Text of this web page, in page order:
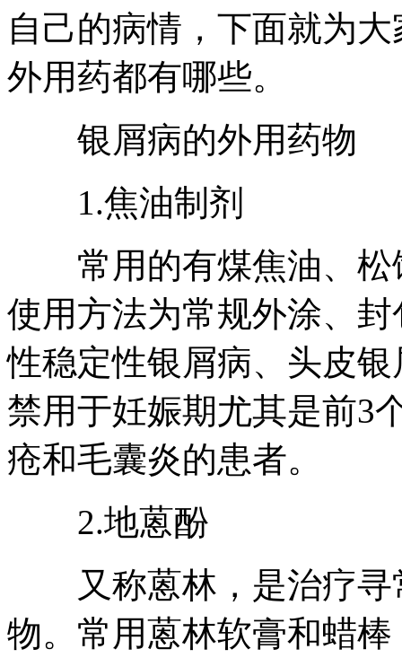
自己的病情，下面就为
外用药都有哪些。
银屑病的外用药物
1.焦油制剂
常用的有煤焦油、松
使用方法为常规外涂、
性稳定性银屑病、头皮
禁用于妊娠期尤其是前3
疮和毛囊炎的患者。
2.地蒽酚
又称蒽林，是治疗寻
物。常用蒽林软膏和蜡